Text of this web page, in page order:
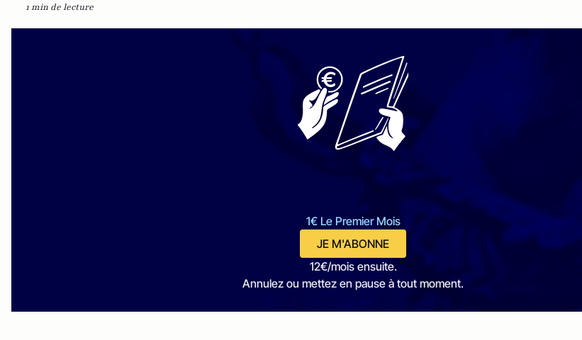
1 min de lecture
1€ Le Premier Mois
JE M'ABONNE
12€/mois ensuite.
Annulez ou mettez en pause à tout moment.